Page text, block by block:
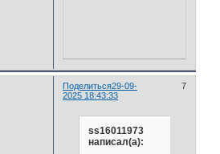
Поделиться 7
29-09-
2025 18:43:33
ss16011973
написал(а):